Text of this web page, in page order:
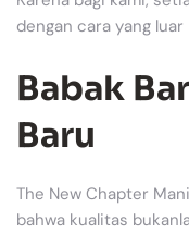
dengan cara yang luar
Babak
Baru
The New Chapter
bahwa kualitas